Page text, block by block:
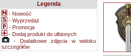
Legenda
- Nowość
- Wyprzedaż
- Promocja
- Dodaj produkt do ulbionych
- Dodatkowe zdjęcia w widoku
szczegółów